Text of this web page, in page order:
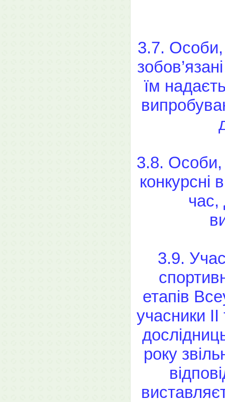
3.7. Особи,
їм
3.8. Особи,
конкурсні
час,
3.9.
етапів
учасники II
року